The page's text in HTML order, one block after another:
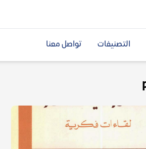
التصنيفات تواصل معنا